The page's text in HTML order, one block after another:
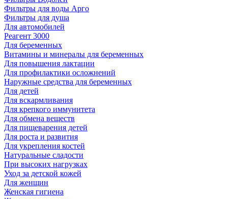
Фильтры для воды Арго
Фильтры для душа
Для автомобилей
Реагент 3000
Для беременных
Витамины и минералы для беременных
Для повышения лактации
Для профилактики осложнений
Наружные средства для беременных
Для детей
Для вскармливания
Для крепкого иммунитета
Для обмена веществ
Для пищеварения детей
Для роста и развития
Для укрепления костей
Натуральные сладости
При высоких нагрузках
Уход за детской кожей
Для женщин
Женская гигиена